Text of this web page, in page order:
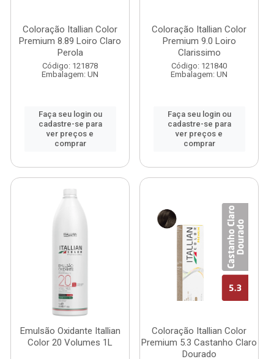
Coloração Itallian Color
Premium 8.89 Loiro Claro
Perola
Código: 121878
Embalagem: UN
Faça seu login ou
cadastre-se para
ver preços e
comprar
Coloração Itallian Color
Premium 9.0 Loiro
Clarissimo
Código: 121840
Embalagem: UN
Faça seu login ou
cadastre-se para
ver preços e
comprar
Emulsão Oxidante Itallian
Color 20 Volumes 1L
Coloração Itallian Color
Premium 5.3 Castanho Claro
Dourado